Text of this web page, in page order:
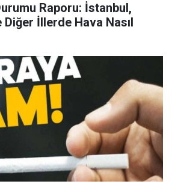
Raporu: İstanbul,
İllerde Hava Nasıl